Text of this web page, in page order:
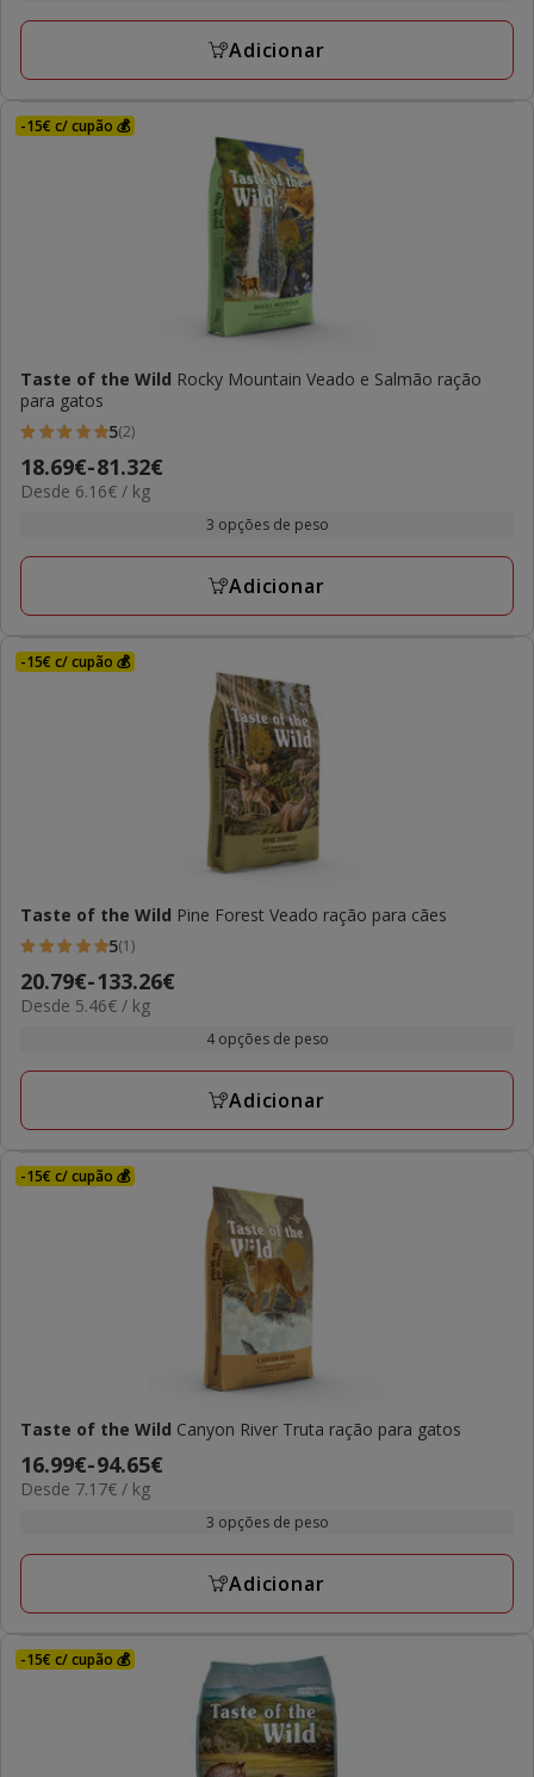
avaliações
a
Adicionar
-15€ c/ cupão 💰
Taste of the Wild Rocky Mountain Veado e Salmão ração
para gatos
5
estrelas
com
avaliações
5(2)
Preço
de
a
18.69€-81.32€
6.16€
Desde 6.16€ / kg
3 opções de peso
Adicionar
-15€ c/ cupão 💰
Taste of the Wild Pine Forest Veado ração para cães
5
estrelas
com
avaliações
5(1)
Preço
de
a
20.79€-133.26€
5.46€
Desde 5.46€ / kg
4 opções de peso
Adicionar
-15€ c/ cupão 💰
Taste of the Wild Canyon River Truta ração para gatos
Preço
de
a
16.99€-94.65€
7.17€
Desde 7.17€ / kg
3 opções de peso
Adicionar
-15€ c/ cupão 💰